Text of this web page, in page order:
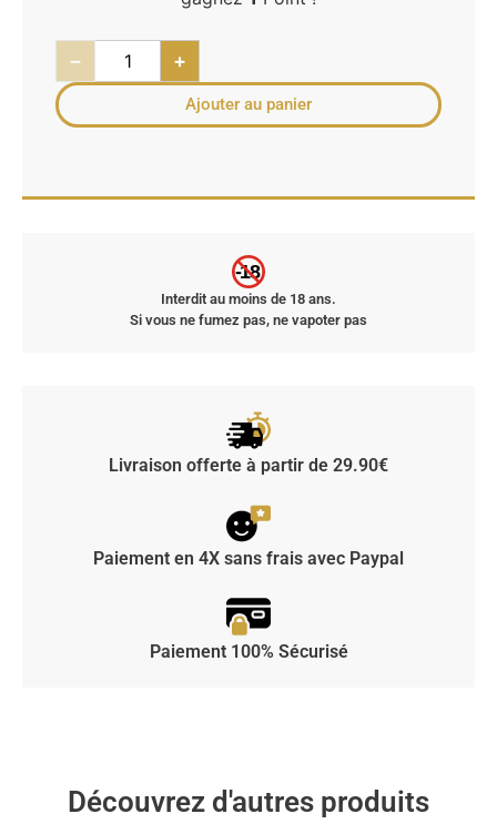
− +
Ajouter au panier
-18
Interdit au moins de 18 ans.
Si vous ne fumez pas, ne vapoter pas
Livraison offerte à partir de 29.90€
Paiement en 4X sans frais avec Paypal
Paiement 100% Sécurisé
Découvrez d'autres produits